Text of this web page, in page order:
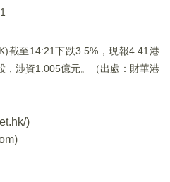
截至14:21下跌3.5%，現報4.41港
，涉資1.005億元。（出處：財華港
)
)